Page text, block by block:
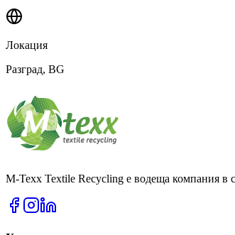
Локация
Разград, BG
M-Texx Textile Recycling е водеща компания в